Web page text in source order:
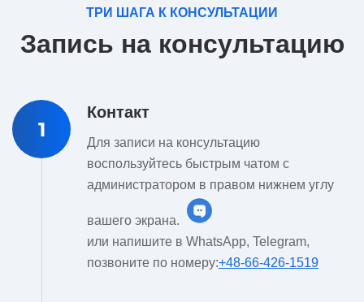
ТРИ ШАГА К КОНСУЛЬТАЦИИ
Запись на консультацию
1
Контакт
Для записи на консультацию
воспользуйтесь быстрым чатом с
администратором в правом нижнем углу
вашего экрана.
или напишите в WhatsApp, Telegram,
позвоните по номеру:+48-66-426-1519